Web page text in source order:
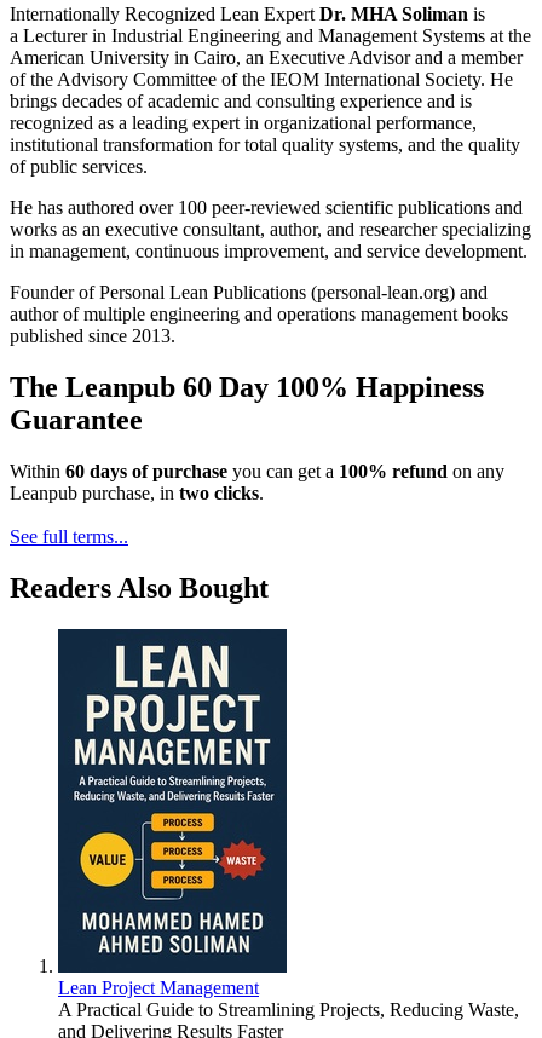
Internationally Recognized Lean Expert Dr. MHA Soliman is
a Lecturer in Industrial Engineering and Management Systems at the
American University in Cairo, an Executive Advisor and a member
of the Advisory Committee of the IEOM International Society. He
brings decades of academic and consulting experience and is
recognized as a leading expert in organizational performance,
institutional transformation for total quality systems, and the quality
of public services.
He has authored over 100 peer-reviewed scientific publications and
works as an executive consultant, author, and researcher specializing
in management, continuous improvement, and service development.
Founder of Personal Lean Publications (personal-lean.org) and
author of multiple engineering and operations management books
published since 2013.
The Leanpub 60 Day 100% Happiness
Guarantee
Within 60 days of purchase you can get a 100% refund on any
Leanpub purchase, in two clicks.
See full terms...
Readers Also Bought
Lean Project Management
A Practical Guide to Streamlining Projects, Reducing Waste,
and Delivering Results Faster